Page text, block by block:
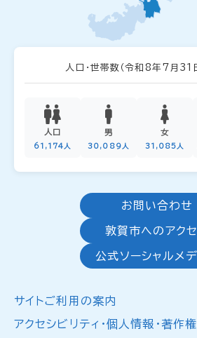
人口・世帯数 （令和8年7月31
人口
61,174人
男
30,089人
女
31,085人
お問い合わせ
敦賀市へのアク
公式ソーシャルメ
サイトご利用の案内
アクセシビリティ・個人情報・著作